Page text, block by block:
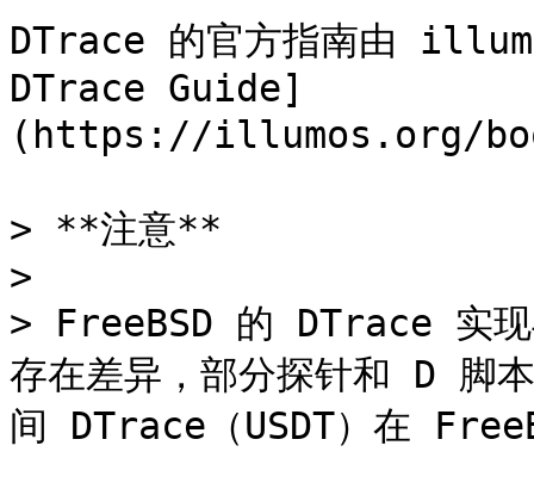
DTrace 的官方指南由
DTrace Guide]
(https://illumos.org/
> **注意**
>
> FreeBSD 的 DTrace 实
存在差异，部分探针和 D 脚
间 DTrace（USDT）在